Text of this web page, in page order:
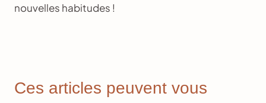
l’article
nouvelles habitudes !
Ces articles peuvent vous